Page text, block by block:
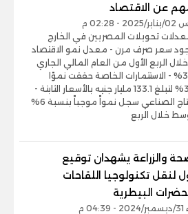
عن الاقتصاد
02:28 م
تحويلات المصريين في الخارج
سعر صرف مرن - معدل نمو الاقتصاد
الربع الأول من العام المالي الجاري
يسجل 3.5% - الاستثمارات الخاصة حققت نموًا
بنسبة 30% لتبلغ 133.1 مليار جنيه بالأسعار الثابتة -
مؤشر الإنتاج الصناعي سجل نمواً موجباً بنسبة 6%
خلال الربع
والزراعة يشهدان توقيع
لنقل تكنولوجيا اللقاحات
البيطرية
م